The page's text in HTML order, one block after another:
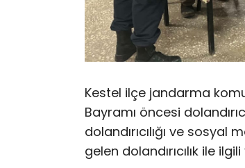
Kestel ilçe jandarma
Bayramı öncesi
dolandırıcılığı ve
gelen dolandırıcılık ile